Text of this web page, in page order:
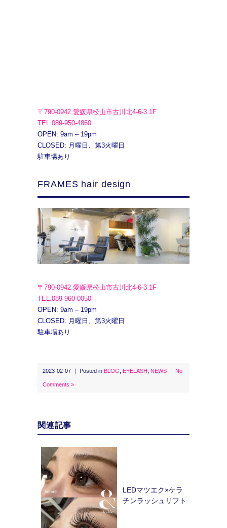
〒790-0942 愛媛県松山市古川北4-6-3 1F
TEL.089-950-4860
OPEN: 9am – 19pm
CLOSED: 月曜日、第3火曜日
駐車場あり
FRAMES hair design
〒790-0942 愛媛県松山市古川北4-6-3 1F
TEL.089-960-0050
OPEN: 9am – 19pm
CLOSED: 月曜日、第3火曜日
駐車場あり
2023-02-07 ｜ Posted in BLOG EYELASH NEWS ｜ No
Comments »
関連記事
LEDマツエク×ケラ
チンラッシュリフト